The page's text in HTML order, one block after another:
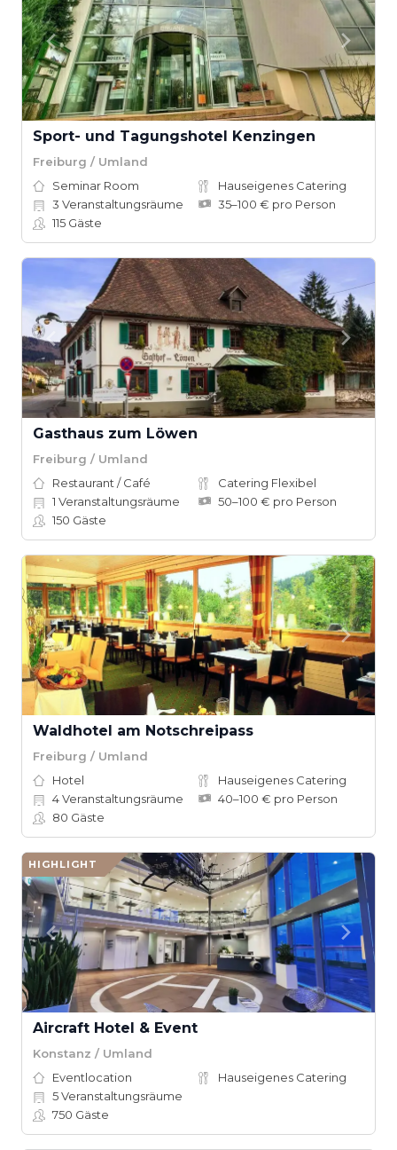
Sport- und Tagungshotel Kenzingen
Freiburg / Umland
Seminar Room
Hauseigenes Catering
3 Veranstaltungsräume
35–100 € pro Person
115 Gäste
Gasthaus zum Löwen
Freiburg / Umland
Restaurant / Café
Catering Flexibel
1 Veranstaltungsräume
50–100 € pro Person
150 Gäste
Waldhotel am Notschreipass
Freiburg / Umland
Hotel
Hauseigenes Catering
4Veranstaltungsräume
40–100 € pro Person
80 Gäste
HIGHLIGHT
Aircraft Hotel & Event
Konstanz / Umland
Eventlocation
Hauseigenes Catering
5Veranstaltungsräume
750 Gäste